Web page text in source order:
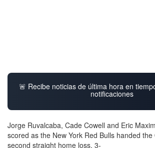
🚨 Recibe noticias de última hora en
notificaciones
Jorge Ruvalcaba, Cade Cowell and Eric
scored as the New York Red Bulls handed
second straight home loss, 3-